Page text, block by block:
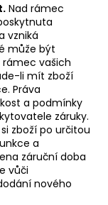
Nad rámec
vzniká
může být
rámec vašich
li mít zboží
Práva
a podmínky
záruky.
zboží po určitou
a
záruční doba
vůči
nového